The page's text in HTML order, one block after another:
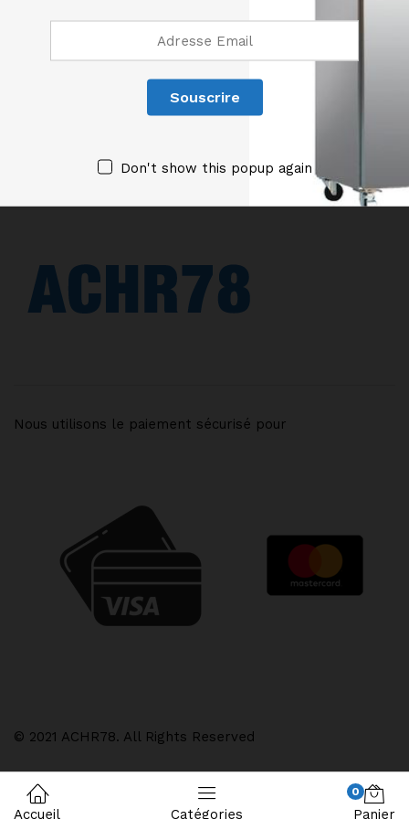
CATEGORIES DE PRODUITS
INFORMATIONS
© 2021 ACHR78. All Rights Reserved
Nous utilisons le paiement sécurisé pour
Don't show this popup again
Accueil Catégories
0
Panier